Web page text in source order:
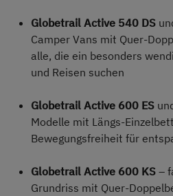
Globetrail Active 540 DS
Camper Vans mit Quer-
alle, die ein besonders
und Reisen suchen
Globetrail Active 600 ES
Modelle mit Längs-
Bewegungsfreiheit für
Globetrail Active 600 KS –
Grundriss mit Quer-